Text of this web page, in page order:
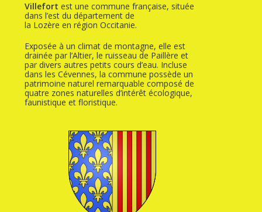
Villefort est une commune française, située
dans l’est du département de
la Lozère en région Occitanie.
Exposée à un climat de montagne, elle est
drainée par l’Altier, le ruisseau de Paillère et
par divers autres petits cours d’eau. Incluse
dans les Cévennes, la commune possède un
patrimoine naturel remarquable composé de
quatre zones naturelles d’intérêt écologique,
faunistique et floristique.